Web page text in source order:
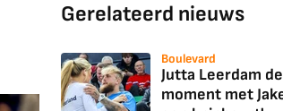
Gerelateerd nieuws
Boulevard
Jutta Leerdam
moment met